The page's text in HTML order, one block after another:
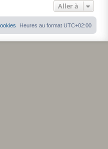
Aller à
Heures au format UTC+02:00